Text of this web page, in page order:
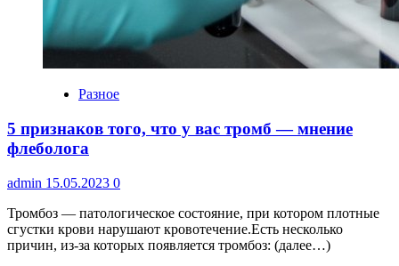
Разное
5 признаков того, что у вас тромб — мнение
флеболога
admin 15.05.2023 0
Тромбоз — патологическое состояние, при котором плотные
сгустки крови нарушают кровотечение.Есть несколько
причин, из-за которых появляется тромбоз: (далее…)